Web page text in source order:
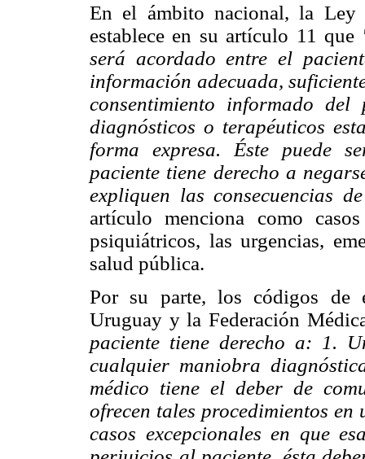
En el ámbito nacional, la
establece en su artículo 11 que
será acordado entre el
información adecuada,
consentimiento informado del
diagnósticos o terapéuticos
forma expresa. Éste puede
paciente tiene derecho a
expliquen las consecuencias
artículo menciona como
psiquiátricos, las urgencias,
salud pública.
Por su parte, los códigos de
Uruguay y la Federación
paciente tiene derecho a: 1.
cualquier maniobra
médico tiene el deber de
ofrecen tales procedimientos
casos excepcionales en que